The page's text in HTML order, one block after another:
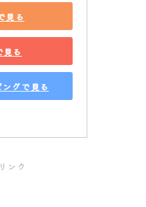
見る
見る
グで見る
ンク